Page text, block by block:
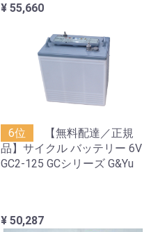
¥ 55,660
6位
【無料配達／正規
品】サイクル バッテリー 6V
GC2-125 GCシリーズ G&Yu
¥ 50,287